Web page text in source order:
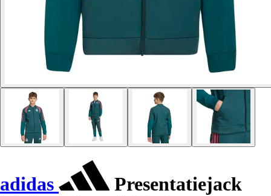
adidas
Presentatiejack